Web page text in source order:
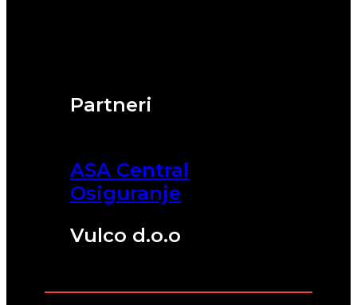
Partneri
ASA Central
Osiguranje
Vulco d.o.o